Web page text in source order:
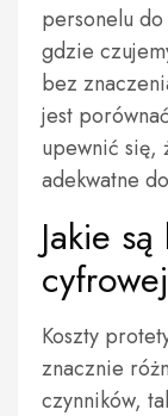
personelu
gdzie
bez
jest
upewnić się,
adekwatne
Jakie
Koszty
znacznie
czynników,